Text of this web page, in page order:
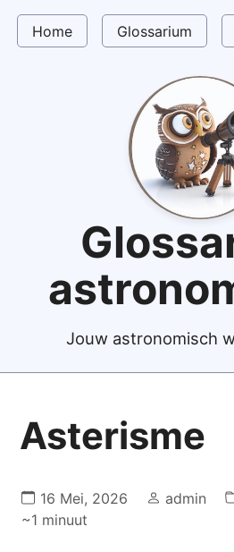
Home Glossarium
Jouw astronomisch
Asterisme
16 Mei, 2026 admin
~1 minuut